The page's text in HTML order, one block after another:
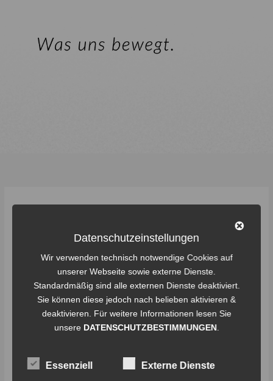
Förderverein
Datenschutzeinstellungen
Wir verwenden technisch notwendige Cookies auf
unserer Webseite sowie externe Dienste.
Standardmäßig sind alle externen Dienste deaktiviert.
Sie können diese jedoch nach belieben aktivieren &
deaktivieren. Für weitere Informationen lesen Sie
unsere DATENSCHUTZBESTIMMUNGEN.
Essenziell Externe Dienste